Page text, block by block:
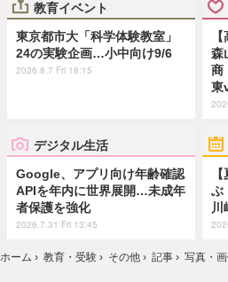
教育イベント
東京都市大「科学体験教室」
24の実験企画…小中向け9/6
2026.8.7 Fri 18:15
森
商
東
デジタル生活
Google、アプリ向け年齢確認
APIを年内に世界展開…未成年
者保護を強化
2026.7.31 Fri 13:45
ぶ
川
ホーム › 教育・受験 › その他 › 記事 › 写真・